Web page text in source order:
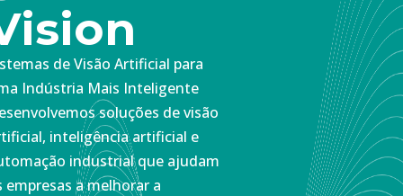
de Visão Artificial para
Indústria Mais Inteligente
soluções de visão
inteligência artificial e
industrial que ajudam
empresas a melhorar a